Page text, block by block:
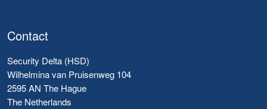
Contact
Security Delta (HSD)
Wilhelmina van Pruisenweg 104
2595 AN The Hague
The Netherlands